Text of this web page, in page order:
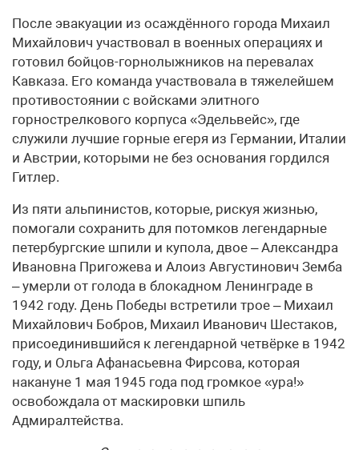
После эвакуации из осаждённого города Михаил
Михайлович участвовал в военных операциях и
готовил бойцов-горнолыжников на перевалах
Кавказа. Его команда участвовала в тяжелейшем
противостоянии с войсками элитного
горнострелкового корпуса «Эдельвейс», где
служили лучшие горные егеря из Германии, Италии
и Австрии, которыми не без основания гордился
Гитлер.
Из пяти альпинистов, которые, рискуя жизнью,
помогали сохранить для потомков легендарные
петербургские шпили и купола, двое – Александра
Ивановна Пригожева и Алоиз Августинович Земба
– умерли от голода в блокадном Ленинграде в
1942 году. День Победы встретили трое – Михаил
Михайлович Бобров, Михаил Иванович Шестаков,
присоединившийся к легендарной четвёрке в 1942
году, и Ольга Афанасьевна Фирсова, которая
накануне 1 мая 1945 года под громкое «ура!»
освобождала от маскировки шпиль
Адмиралтейства.